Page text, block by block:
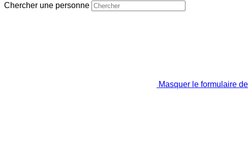
Chercher une personne
Masquer le formulaire